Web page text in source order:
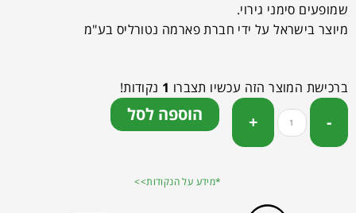
שמופעים סימני גירוי.
מיוצר בישראל על ידי חברת פארמה נטורליס בע"מ
ברכישת המוצר הזה עכשיו תצברו 1 נקודות!
הוספה לסל
*מידע על הנקודות>>